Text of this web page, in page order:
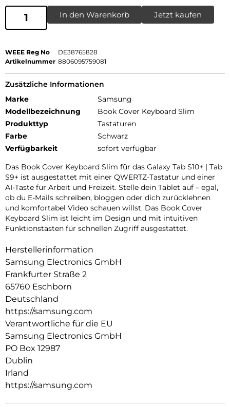
In den Warenkorb Jetzt kaufen
WEEE Reg No
DE38765828
Artikelnummer 8806095759081
Zusätzliche Informationen
Marke
Samsung
Modellbezeichnung
Book Cover Keyboard Slim
Produkttyp
Tastaturen
Farbe
Schwarz
Verfügbarkeit
sofort verfügbar
Das Book Cover Keyboard Slim für das Galaxy Tab S10+ | Tab
S9+ ist ausgestattet mit einer QWERTZ-Tastatur und einer
AI-Taste für Arbeit und Freizeit. Stelle dein Tablet auf – egal,
ob du E-Mails schreiben, bloggen oder dich zurücklehnen
und komfortabel Video schauen willst. Das Book Cover
Keyboard Slim ist leicht im Design und mit intuitiven
Funktionstasten für schnellen Zugriff ausgestattet.
Herstellerinformation
Samsung Electronics GmbH
Frankfurter Straße 2
65760 Eschborn
Deutschland
https://samsung.com
Verantwortliche für die EU
Samsung Electronics GmbH
PO Box 12987
Dublin
Irland
https://samsung.com